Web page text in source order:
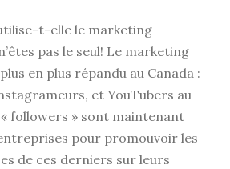
t-elle le marketing
pas le seul! Le marketing
en plus répandu au Canada :
et YouTubers au
followers » sont maintenant
pour promouvoir les
de ces derniers sur leurs